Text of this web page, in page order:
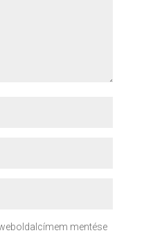
mentése